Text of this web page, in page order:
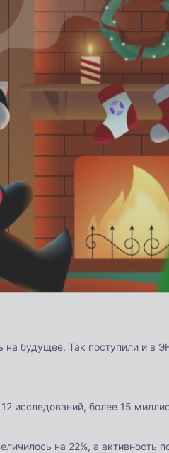
на будущее. Так поступили и
исследований, более 15
на 22%, а активность